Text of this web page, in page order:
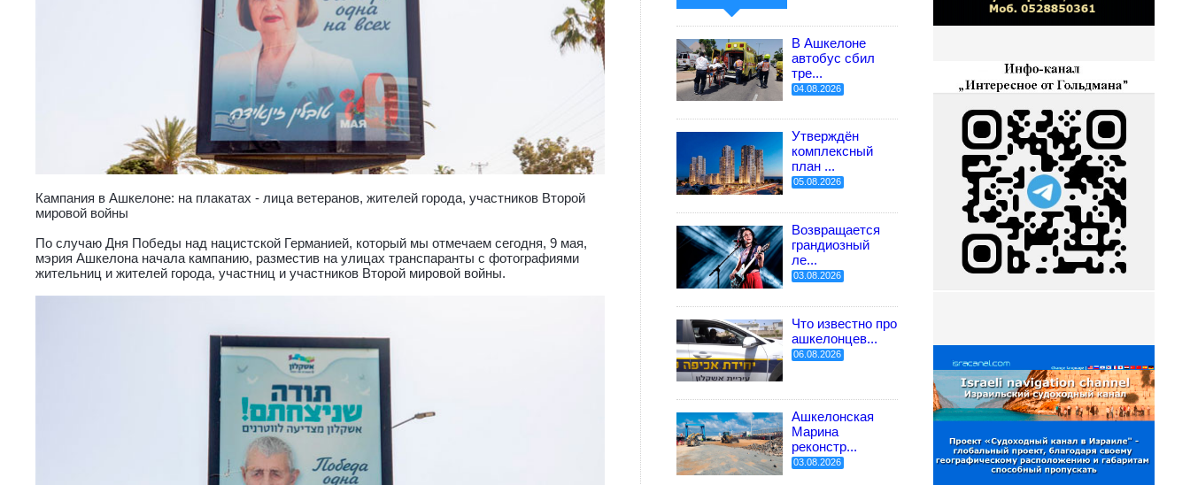
Кампания в Ашкелоне: на плакатах - лица ветеранов, жителей города, участников Второй
мировой войны
По случаю Дня Победы над нацистской Германией, который мы отмечаем сегодня, 9 мая,
мэрия Ашкелона начала кампанию, разместив на улицах транспаранты с фотографиями
жительниц и жителей города, участниц и участников Второй мировой войны.
В Ашкелоне
автобус сбил
тре...
04.08.2026
Утверждён
комплексный
план ...
05.08.2026
Возвращается
грандиозный
ле...
03.08.2026
Что известно про
ашкелонцев...
06.08.2026
Ашкелонская
Марина
реконстр...
03.08.2026